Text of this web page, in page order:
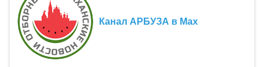
Канал АРБУЗА в Max